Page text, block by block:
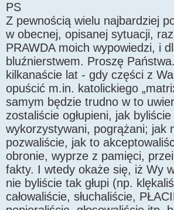
PS
Z pewnością wielu najbardziej
w obecnej, opisanej sytuacji,
PRAWDA moich wypowiedzi, i
bluźnierstwem. Proszę
kilkanaście lat - gdy części z
opuścić m.in. katolickiego
samym będzie trudno w to
zostaliście ogłupieni, jak byliście
wykorzystywani, pogrążani; jak
pozwaliście, jak to
obronie, wyprze z pamięci,
fakty. I wtedy okaże się, iż Wy
nie byliście tak głupi (np.
całowaliście, słuchaliście,